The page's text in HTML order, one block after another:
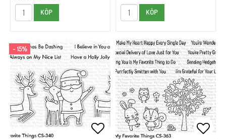
KÖP KÖP
- 15%